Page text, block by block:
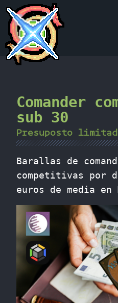
Comander
sub 30
Presuposto
Barallas de
competitivas por
euros de media en